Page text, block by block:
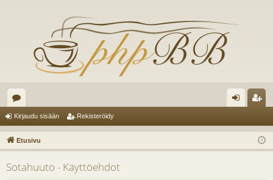
es
ku
st
el
au
du
ist
er
Kirjaudu sisään Rekisteröidy
Etusivu
Sotahuuto - Käyttöehdot